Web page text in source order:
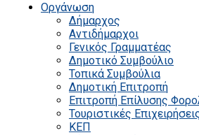
Οργάνωση
Δήμαρχος
Αντιδήμαρχοι
Γενικός Γραμματέας
Δημοτικό Συμβούλιο
Τοπικά Συμβούλια
Δημοτική Επιτροπή
Επιτροπή Επίλυσης
Τουριστικές
ΚΕΠ